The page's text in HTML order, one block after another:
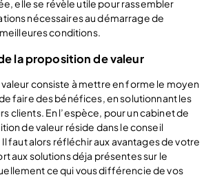
elle se révèle utile pour rassembler
nécessaires au démarrage de
conditions.
la proposition de valeur
consiste à mettre en forme le moyen
faire des bénéfices, en solutionnant les
clients. En l’espèce, pour un cabinet de
de valeur réside dans le conseil
faut alors réfléchir aux avantages de votre
aux solutions déja présentes sur le
ce qui vous différencie de vos